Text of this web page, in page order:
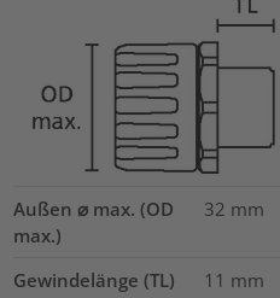
Außen ⌀ max. (OD
max.)
32 mm
Gewindelänge (TL) 11 mm